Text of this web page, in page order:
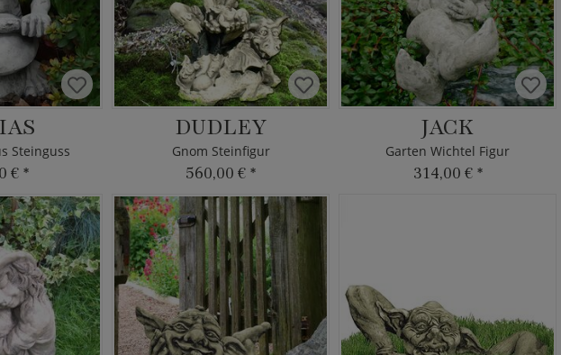
Steinguss
€ *
DUDLEY
Gnom Steinfigur
560,00 € *
JACK
Garten Wichtel Figur
314,00 € *